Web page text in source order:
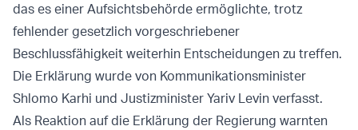
das es einer Aufsichtsbehörde ermöglichte, trotz
fehlender gesetzlich vorgeschriebener
Beschlussfähigkeit weiterhin Entscheidungen zu treffen.
Die Erklärung wurde von Kommunikationsminister
Shlomo Karhi und Justizminister Yariv Levin verfasst.
Als Reaktion auf die Erklärung der Regierung warnten